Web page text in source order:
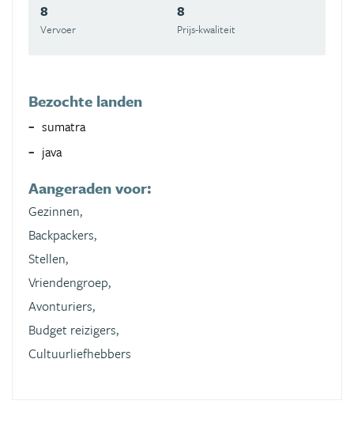
8
Vervoer
8
Prijs-kwaliteit
Bezochte landen
sumatra
java
Aangeraden voor:
Gezinnen,
Backpackers,
Stellen,
Vriendengroep,
Avonturiers,
Budget reizigers,
Cultuurliefhebbers